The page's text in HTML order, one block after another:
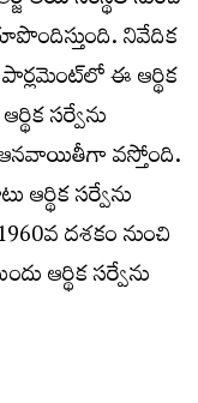
నివేదిక
ఈ ఆర్థిక
సర్వేను
ఆనవాయితీగా వస్తోంది.
సర్వేను
దశకం నుంచి
ఆర్థిక సర్వేను